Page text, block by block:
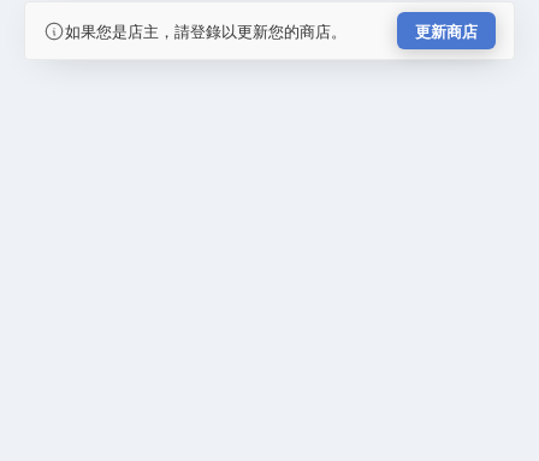
如果您是店主，請登錄以更新您的商店。 更新商店